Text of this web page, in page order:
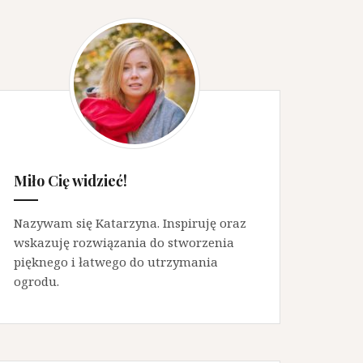
Miło Cię widzieć!
Nazywam się Katarzyna. Inspiruję oraz
wskazuję rozwiązania do stworzenia
pięknego i łatwego do utrzymania
ogrodu.